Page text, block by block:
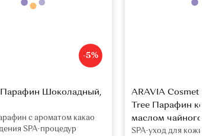
-5%
Шоколадный,
с ароматом какао
SPA-процедур
ARAVIA Cosmetic
Tree Парафин
маслом чайного
SPA-уход для кожи